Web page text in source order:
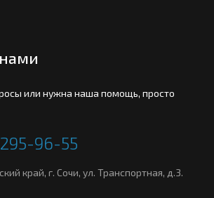
или нужна наша помощь, просто
96-55
край, г. Сочи, ул. Транспортная, д.3.